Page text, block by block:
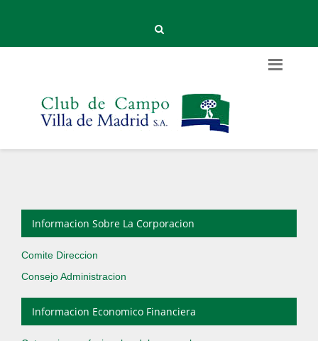
Informacion Sobre La Corporacion
Comite Direccion
Consejo Administracion
Informacion Economico Financiera